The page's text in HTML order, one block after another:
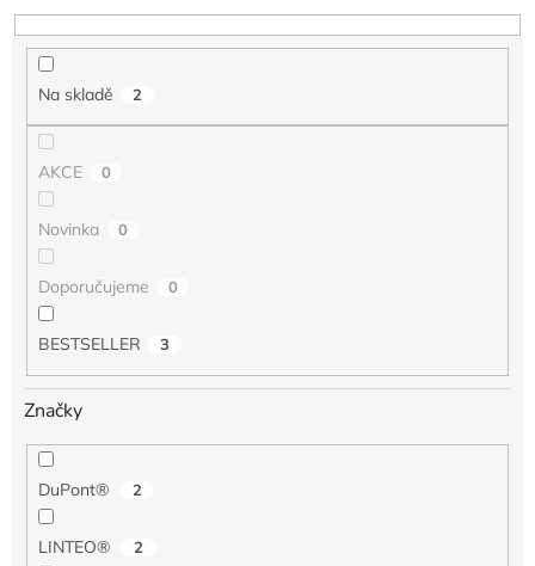
u
Na skladě 2
AKCE 0
Novinka 0
Doporučujeme 0
BESTSELLER 3
Značky
DuPont® 2
LINTEO® 2